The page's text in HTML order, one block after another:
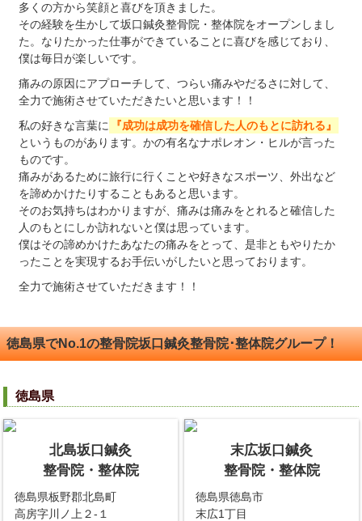
多くの方から笑顔と喜びを頂きました。
その経験を生かして坂口鍼灸整骨院・整体院をオープンしまし
た。なりたかった仕事ができていることに喜びを感じており、
僕は毎日が楽しいです。
痛みの原因にアプローチして、つらい痛みやだるさに対して、
全力で施術させていただきたいと思います！！
私の好きな言葉に
『成功は成功を確信した人のもとに訪れる』
というものがあります。かの有名なナポレオン・ヒルが言った
ものです。
痛みがあるために旅行に行くことや好きなスポーツ、外出など
を諦めかけたりすることもあると思います。
そのお気持ちはわかりますが、痛みは痛みをとれると確信した
人のもとにしか訪れないと僕は思っています。
僕はその諦めかけたあなたの痛みをとって、是非ともやりたか
ったことを実現するお手伝いがしたいと思っております。
全力で施術させていただきます！！
徳島県でNo.1の整骨院坂口鍼灸整骨院･整体院グループ！
徳島県
北島坂口鍼灸
整骨院・整体院
徳島県板野郡北島町
高房字川ノ上２-１
末広坂口鍼灸
整骨院・整体院
徳島県徳島市
末広1丁目